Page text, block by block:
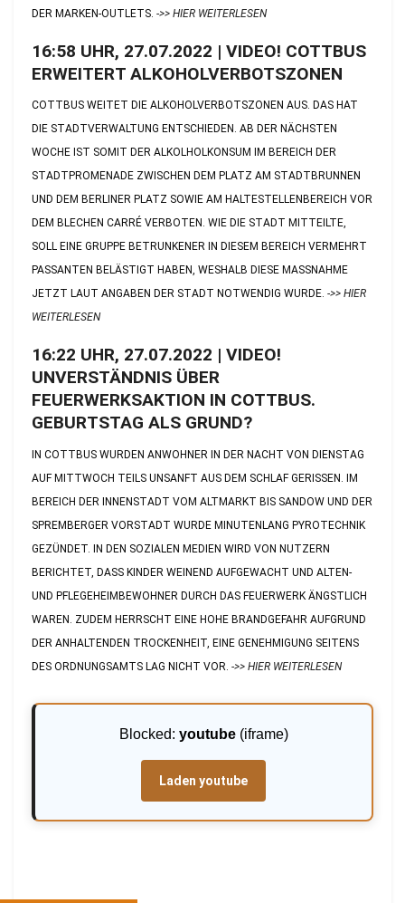
ER MARKEN-OUTLETS. ->> HIER WEITERLESEN
16:58 UHR, 27.07.2022 | VIDEO! COTTBUS
ERWEITERT ALKOHOLVERBOTSZONEN
COTTBUS WEITET DIE ALKOHOLVERBOTSZONEN AUS. DAS HAT
DIE STADTVERWALTUNG ENTSCHIEDEN. AB DER NÄCHSTEN
WOCHE IST SOMIT DER ALKOLHOLKONSUM IM BEREICH DER
STADTPROMENADE ZWISCHEN DEM PLATZ AM STADTBRUNNEN
UND DEM BERLINER PLATZ SOWIE AM HALTESTELLENBEREICH VOR
DEM BLECHEN CARRÉ VERBOTEN. WIE DIE STADT MITTEILTE,
SOLL EINE GRUPPE BETRUNKENER IN DIESEM BEREICH VERMEHRT
PASSANTEN BELÄSTIGT HABEN, WESHALB DIESE MASSNAHME J
ETZT LAUT ANGABEN DER STADT NOTWENDIG WURDE. ->> HIER
WEITERLESEN
16:22 UHR, 27.07.2022 | VIDEO!
UNVERSTÄNDNIS ÜBER
FEUERWERKSAKTION IN COTTBUS.
GEBURTSTAG ALS GRUND?
IN COTTBUS WURDEN ANWOHNER IN DER NACHT VON DIENSTAG
AUF MITTWOCH TEILS UNSANFT AUS DEM SCHLAF GERISSEN. IM
BEREICH DER INNENSTADT VOM ALTMARKT BIS SANDOW UND DER
SPREMBERGER VORSTADT WURDE MINUTENLANG PYROTECHNIK
GEZÜNDET. IN DEN SOZIALEN MEDIEN WIRD VON NUTZERN
BERICHTET, DASS KINDER WEINEND AUFGEWACHT UND ALTEN-
UND PFLEGEHEIMBEWOHNER DURCH DAS FEUERWERK ÄNGSTLICH
WAREN. ZUDEM HERRSCHT EINE HOHE BRANDGEFAHR AUFGRUND
DER ANHALTENDEN TROCKENHEIT, EINE GENEHMIGUNG SEITENS
DES ORDNUNGSAMTS LAG NICHT VOR. ->> HIER WEITERLESEN
Blocked: youtube(iframe)
Laden youtube